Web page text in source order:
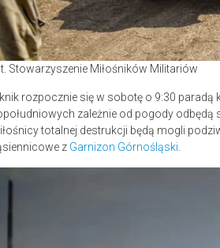
Stowarzyszenie Miłośników Militariów
rozpocznie się w sobotę o 9:30
zależnie od pogody
totalnej destrukcji będą mogli
z Garnizon Górnośląski